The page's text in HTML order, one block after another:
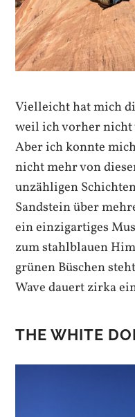
Vielleicht hat mich
weil ich vorher nicht
Aber ich konnte
nicht mehr von
unzähligen
Sandstein über
ein einzigartiges
zum stahlblauen
grünen Büschen
Wave dauert zirka
THE WHITE